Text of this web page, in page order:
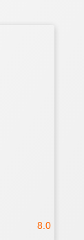
8.0